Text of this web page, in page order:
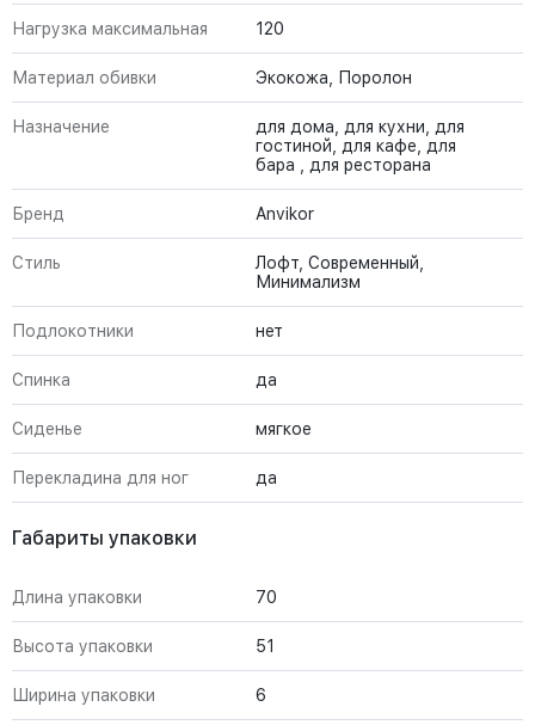
Нагрузка максимальная 120
Материал обивки Экокожа, Поролон
Назначение
для дома, для кухни, для
гостиной, для кафе, для
бара , для ресторана
Бренд Anvikor
Стиль
Лофт, Современный,
Минимализм
Подлокотники нет
Спинка да
Сиденье мягкое
Перекладина для ног да
Габариты упаковки
Длина упаковки 70
Высота упаковки 51
Ширина упаковки 6